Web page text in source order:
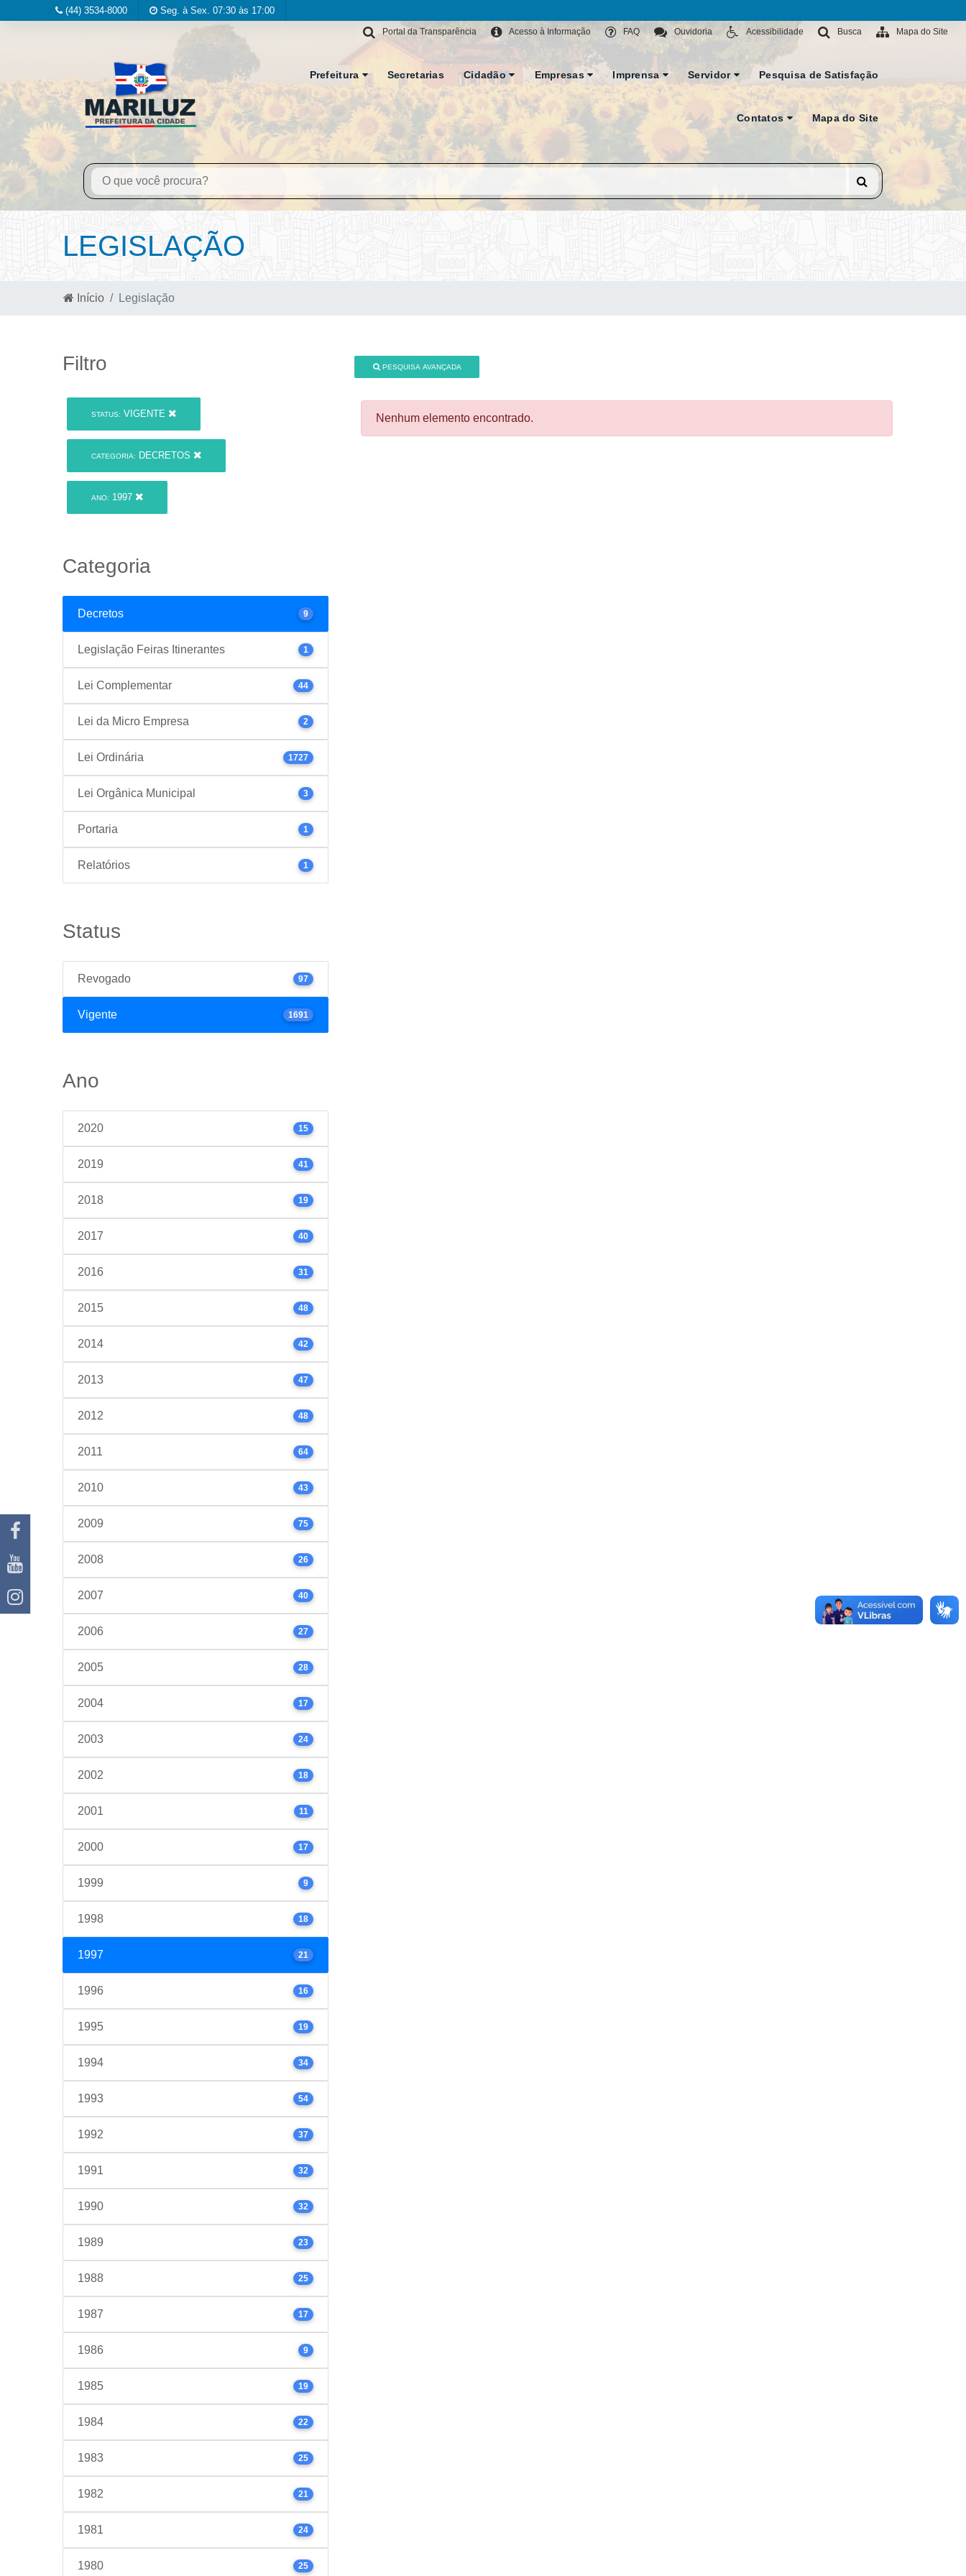
(44) 3534-8000 Seg. à Sex. 07:30 às 17:00
Mapa do Site
Busca
Acessibilidade
Ouvidoria
FAQ
Acesso à Informação
Portal da Transparência
Prefeitura Secretarias Cidadão Empresas Imprensa Servidor Pesquisa de Satisfação
Contatos Mapa do Site
LEGISLAÇÃO
Início Legislação
Filtro
STATUS: VIGENTE
CATEGORIA: DECRETOS
ANO: 1997
Categoria
Decretos 9
Legislação Feiras Itinerantes 1
Lei Complementar 44
Lei da Micro Empresa 2
Lei Ordinária 1727
Lei Orgânica Municipal 3
Portaria 1
Relatórios 1
Status
Revogado 97
Vigente 1691
Ano
2020 15
2019 41
2018 19
2017 40
2016 31
2015 48
2014 42
2013 47
2012 48
2011 64
2010 43
2009 75
2008 26
2007 40
2006 27
2005 28
2004 17
2003 24
2002 18
2001 11
2000 17
1999 9
1998 18
1997 21
1996 16
1995 19
1994 34
1993 54
1992 37
1991 32
1990 32
1989 23
1988 25
1987 17
1986 9
1985 19
1984 22
1983 25
1982 21
1981 24
1980 25
PESQUISA AVANÇADA
Nenhum elemento encontrado.